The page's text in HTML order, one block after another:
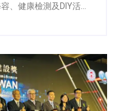
、健康檢測及DIY活